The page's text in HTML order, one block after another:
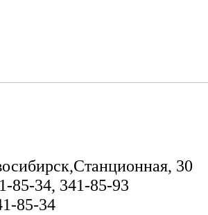
30
85-34, 341-85-93
85-34